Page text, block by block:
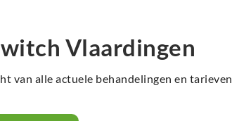
Vlaardingen
van alle actuele behandelingen en tarieven.